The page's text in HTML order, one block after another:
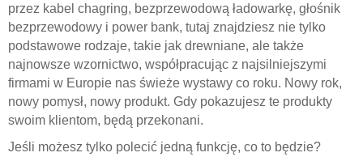
przez kabel chagring, bezprzewodową ładowarkę, głośnik
bezprzewodowy i power bank, tutaj znajdziesz nie tylko
podstawowe rodzaje, takie jak drewniane, ale także
najnowsze wzornictwo, współpracując z najsilniejszymi
firmami w Europie nas świeże wystawy co roku. Nowy rok,
nowy pomysł, nowy produkt. Gdy pokazujesz te produkty
swoim klientom, będą przekonani.
Jeśli możesz tylko polecić jedną funkcję, co to będzie?